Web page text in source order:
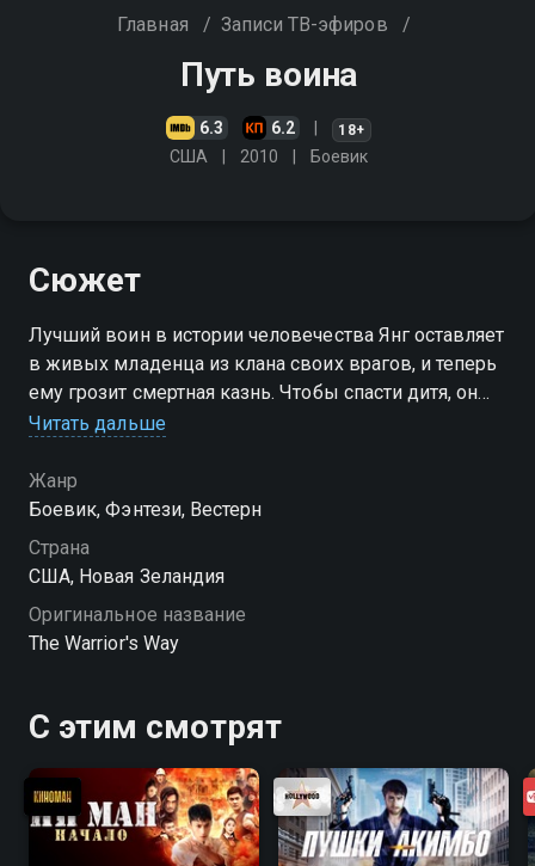
Главная / Записи ТВ-эфиров /
Путь воина
6.3 6.2 18+
США 2010 Боевик
Сюжет
Лучший воин в истории человечества Янг оставляет
в живых младенца из клана своих врагов, и теперь
ему грозит смертная казнь. Чтобы спасти дитя, он
отправляется в Новый свет, где ищет тихое
ему о себе…
Читать дальше
Жанр
Боевик, Фэнтези, Вестерн
Страна
США, Новая Зеландия
Оригинальное название
The Warrior's Way
С этим смотрят